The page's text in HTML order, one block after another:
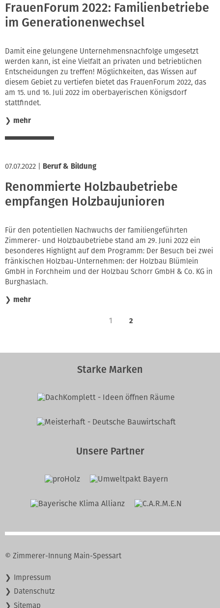
FrauenForum 2022: Familienbetriebe
im Generationenwechsel
Damit eine gelungene Unternehmensnachfolge umgesetzt
werden kann, ist eine Vielfalt an privaten und betrieblichen
Entscheidungen zu treffen! Möglichkeiten, das Wissen auf
diesem Gebiet zu vertiefen bietet das FrauenForum 2022, das
am 15. und 16. Juli 2022 im oberbayerischen Königsdorf
stattfindet.
❯ mehr
07.07.2022 Beruf & Bildung
Renommierte Holzbaubetriebe
empfangen Holzbaujunioren
Für den potentiellen Nachwuchs der familiengeführten
Zimmerer- und Holzbaubetriebe stand am 29. Juni 2022 ein
besonderes Highlight auf dem Programm: Der Besuch bei zwei
fränkischen Holzbau-Unternehmen: der Holzbau Blümlein
GmbH in Forchheim und der Holzbau Schorr GmbH & Co. KG in
Burghaslach.
❯ mehr
1 2
Starke Marken
Unsere Partner
© Zimmerer-Innung Main-Spessart
Navigation
überspringen
Impressum
Datenschutz
Sitemap